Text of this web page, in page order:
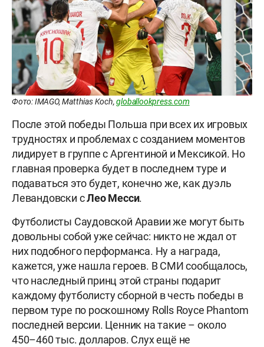
Фото: IMAGO, Matthias Koch,globallookpress.com
После этой победы Польша при всех их игровых
трудностях и проблемах с созданием моментов
лидирует в группе с Аргентиной и Мексикой. Но
главная проверка будет в последнем туре и
подаваться это будет, конечно же, как дуэль
Левандовски сЛео Месси.
Футболисты Саудовской Аравии же могут быть
довольны собой уже сейчас: никто не ждал от
них подобного перформанса. Ну а награда,
кажется, уже нашла героев. В СМИ сообщалось,
что наследный принц этой страны подарит
каждому футболисту сборной в честь победы в
первом туре по роскошному Rolls Royce Phantom
последней версии. Ценник на такие – около
450–460 тыс. долларов. Слух ещё не